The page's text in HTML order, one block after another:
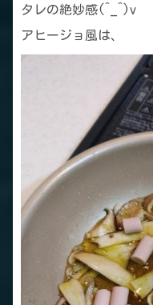
タレの絶妙感(^_^)v
アヒージョ風は、